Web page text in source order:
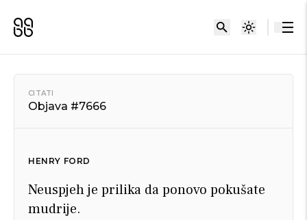
CITATI
Objava #7666
HENRY FORD
Neuspjeh je prilika da ponovo pokušate
mudrije.